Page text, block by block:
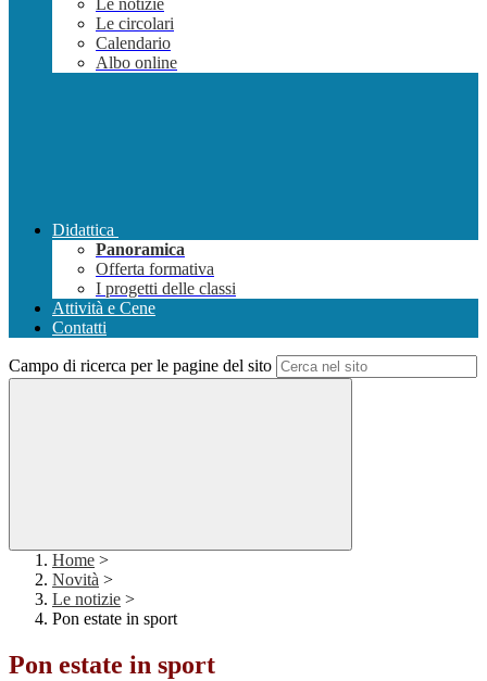
Le notizie
Le circolari
Calendario
Albo online
Didattica
Panoramica
Offerta formativa
I progetti delle classi
Attività e Cene
Contatti
Campo di ricerca per le pagine del sito
Home >
Novità >
Le notizie >
Pon estate in sport
Pon estate in sport